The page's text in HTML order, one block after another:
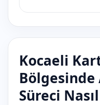
Kocaeli
Bölgesinde
Süreci